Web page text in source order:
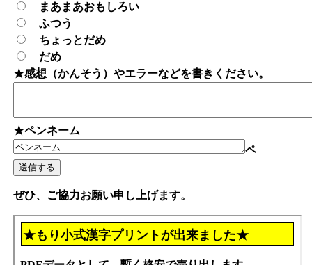
まあまあおもしろい
ふつう
ちょっとだめ
だめ
★感想（かんそう）やエラーなどを書きください。
★ペンネーム
ペ
ぜひ、ご協力お願い申し上げます。